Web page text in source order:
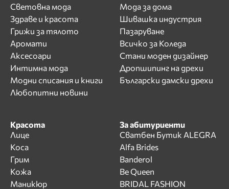
Световна мода
Здраве и красота
Грижи за тялото
Аромати
Аксесоари
Интимна мода
Модни списания и книги
Любопитни новини
Мода за дома
Шивашка индустрия
Пазаруване
Всичко за Коледа
Стани моден дизайнер
Дропшипинг на дрехи
Български дамски дрехи
Красота
Лице
Коса
Грим
Кожа
Маникюр
За абитуриенти
Сватбен Бутик ALEGRA
Alfa Brides
Banderol
Be Queen
BRIDAL FASHION